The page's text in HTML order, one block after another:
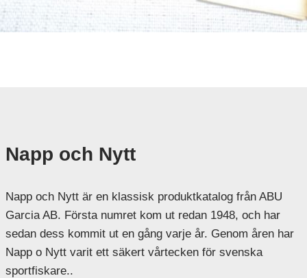
Napp och Nytt
Napp och Nytt är en klassisk produktkatalog från ABU
Garcia AB. Första numret kom ut redan 1948, och har
sedan dess kommit ut en gång varje år. Genom åren har
Napp o Nytt varit ett säkert vårtecken för svenska
sportfiskare..